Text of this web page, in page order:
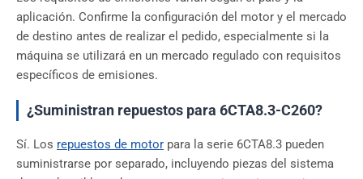
aplicación. Confirme la configuración del motor y el mercado
de destino antes de realizar el pedido, especialmente si la
máquina se utilizará en un mercado regulado con requisitos
específicos de emisiones.
¿Suministran repuestos para 6CTA8.3-C260?
Sí. Los repuestos de motor para la serie 6CTA8.3 pueden
suministrarse por separado, incluyendo piezas del sistema